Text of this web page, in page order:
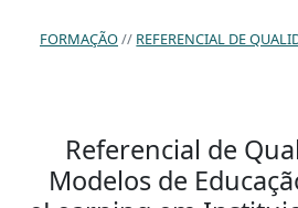
FORMAÇÃO REFERENCIAL DE QUALIDADE PARA MODELOS DE EDUCAÇÃO A DISTÂNCIA
Referencial de
Modelos de